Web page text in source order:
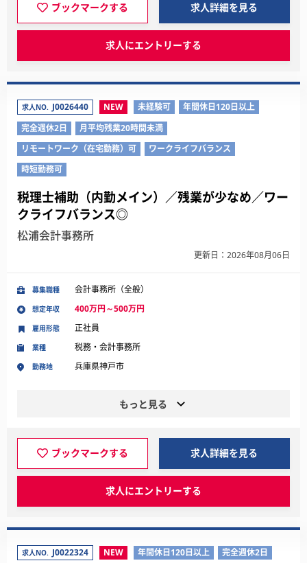
ブックマークする 求人詳細を見る
求人にエントリーする
求人NO. J0026440 NEW 未経験可
年間休日120日以上
完全週休2日
月平均残業20時間未満
リモートワーク（在宅勤務）可
ワークライフバランス
時短勤務可
税理士補助（内勤メイン）／残業が少なめ／ワー
クライフバランス◎
松浦会計事務所
更新日：2026年08月06日
募集職種 会計事務所（全般）
想定年収 400万円～500万円
業種 税務・会計事務所
勤務地 兵庫県神戸市
雇用形態 正社員
もっと見る
ブックマークする 求人詳細を見る
求人にエントリーする
求人NO. J0022324 NEW 年間休日120日以上
完全週休2日